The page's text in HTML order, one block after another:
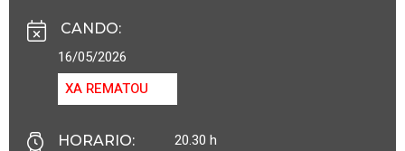
CANDO:
16/05/2026
XA REMATOU
HORARIO: 20.30 h